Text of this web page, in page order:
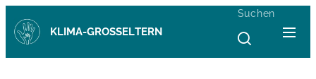
KLIMA-GROSSELTERN
Suchen